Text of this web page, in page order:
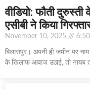
वीडियो: फौती
एसीबी ने किया
November 10, 2025
बिलासपुर। अपनी ही जमीन पर
के खिलाफ आवाज उठाई, तो नायब